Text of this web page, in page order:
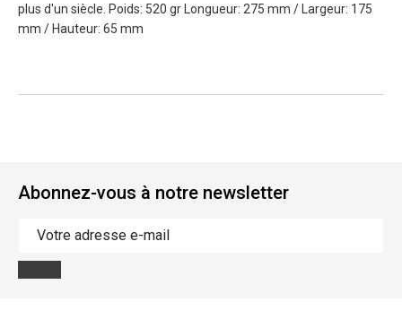
plus d'un siècle. Poids: 520 gr Longueur: 275 mm / Largeur: 175
mm / Hauteur: 65 mm
Abonnez-vous à notre newsletter